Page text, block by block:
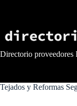
Directorio
Tejados y Reformas